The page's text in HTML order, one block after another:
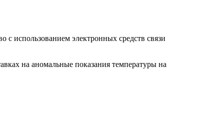
использованием электронных средств связи
на аномальные показания температуры на